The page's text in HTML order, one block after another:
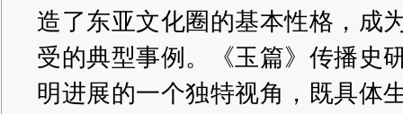
造了东亚文化圈的基本性格，成
受的典型事例。《玉篇》传播史
明进展的一个独特视角，既具体